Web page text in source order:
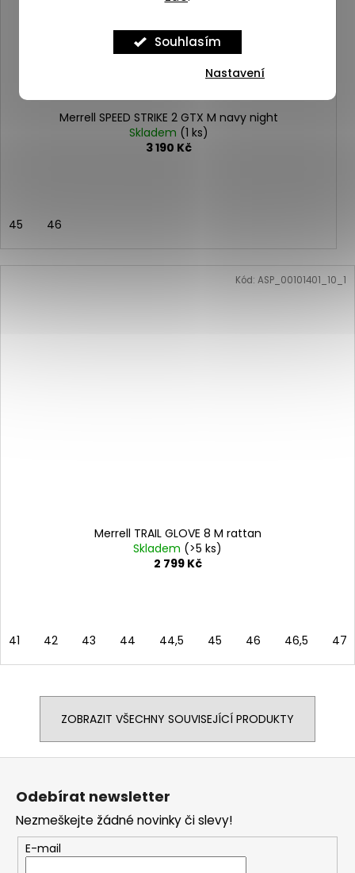
Souhlasím
Nastavení
Merrell SPEED STRIKE 2 GTX M navy night
Skladem (1 ks)
3 190 Kč
45 46
Merrell TRAIL GLOVE 8 M rattan
Skladem (>5 ks)
2 799 Kč
41 42 43 44 44,5 45 46 46,5 47
Kód: ASP_00101401_10_1
ZOBRAZIT VŠECHNY SOUVISEJÍCÍ PRODUKTY
Odebírat newsletter
Nezmeškejte žádné novinky či slevy!
E-mail